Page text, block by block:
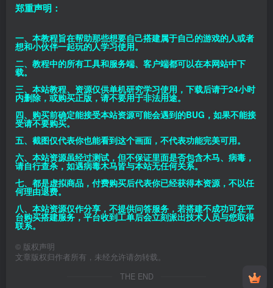
郑重声明：
一、本教程旨在帮助那些想要自己搭建属于自己的游戏的人或者
想和小伙伴一起玩的人学习使用。
二、教程中的所有工具和服务端、客户端都可以在本网站中下
载。
三、本站教程、资源仅供单机研究学习使用，下载后请于24小时
内删除，或购买正版，请不要用于非法用途。
四、购买前确定能接受本站资源可能会遇到的BUG，如果不能接
受请不要购买。
五、截图仅代表你也能看到这个画面，不代表功能完美可用。
六、本站资源虽经过测试，但不保证里面是否包含木马、病毒，
请自行查杀，如遇病毒木马皆与本站无任何关系。
七、都是虚拟商品，付费购买后代表你已经获得本资源，不以任
何理由退费。
八、本站资源仅作分享，不提供问答服务，若搭建不成功可在平
台购买搭建服务，平台收到工单后会立刻派出技术人员与您取得
联系。
© 版权声明
文章版权归作者所有，未经允许请勿转载。
THE END